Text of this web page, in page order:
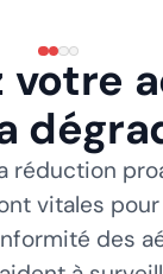
votre
réduction
vitales
des